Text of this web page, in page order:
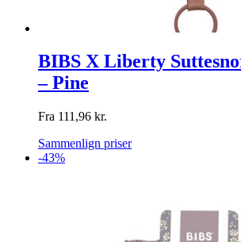
BIBS X Liberty
– Pine
Fra 111,96 kr.
Sammenlign priser
-43%